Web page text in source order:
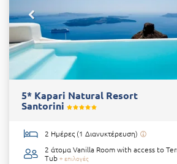
5* Kapari Natural Resort
Santorini
2 Ημέρες (1 Διανυκτέρευση)
2 άτομαVanilla Room with access to
Tub + επιλογές